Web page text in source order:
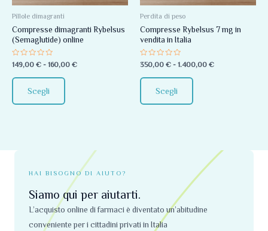
Pillole dimagranti
Compresse dimagranti Rybelsus
(Semaglutide) online
Valutato
0
su
5
149,00 € - 160,00 €
Scegli
possono
essere
scelte
del
Perdita di peso
Compresse Rybelsus 7 mg in
vendita in Italia
Valutato
0
su
5
350,00 € - 1.400,00 €
Scegli
possono
scelte
del
HAI BISOGNO DI AIUTO?
Siamo qui per aiutarti.
L’acquisto online di farmaci è diventato un’abitudine
conveniente per i cittadini privati ​​in Italia